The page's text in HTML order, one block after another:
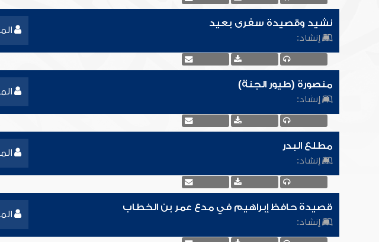
نشيد وقصيدة سفرى بعيد
إنشاد:
منصورة (طيور الجنة)
إنشاد:
مطلع البدر
إنشاد:
قصيدة حافظ إبراهيم في مدع عمر بن الخطاب
إنشاد: